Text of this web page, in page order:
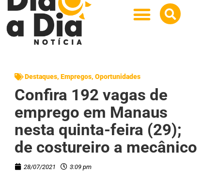
Destaques, Empregos, Oportunidades
Confira 192 vagas de
emprego em Manaus
nesta quinta-feira (29);
de costureiro a mecânico
28/07/2021 3:09 pm